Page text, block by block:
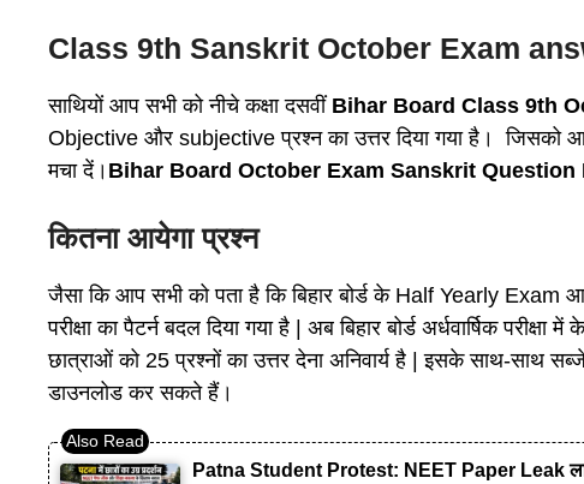
Class 9th Sanskrit October Exam
साथियों आप सभी को नीचे कक्षा दसवीं Bihar Board Class 9th
Objective और subjective प्रश्न का उत्तर दिया गया है। जिसको
मचा दें। Bihar Board October Exam Sanskrit Question
कितना आयेगा प्रश्न
जैसा कि आप सभी को पता है कि बिहार बोर्ड के Half Yearly Exam
परीक्षा का पैटर्न बदल दिया गया है | अब बिहार बोर्ड अर्धवार्षिक
छात्राओं को 25 प्रश्नों का उत्तर देना अनिवार्य है | इसके साथ-साथ
डाउनलोड कर सकते हैं।
Patna Student Protest: NEET Paper Leak